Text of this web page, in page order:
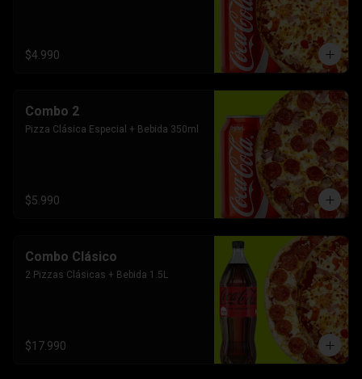
$4.990
Combo 2
Pizza Clásica Especial + Bebida 350ml
$5.990
Combo Clásico
2 Pizzas Clásicas + Bebida 1.5L
$17.990